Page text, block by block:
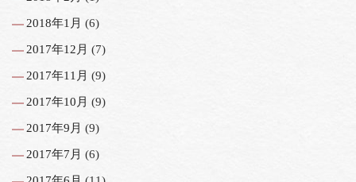
2018年1月 (6)
2017年12月 (7)
2017年11月 (9)
2017年10月 (9)
2017年9月 (9)
2017年7月 (6)